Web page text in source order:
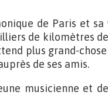
de Paris et sa
de kilomètres
plus grand-
de ses amis.
musicienne et